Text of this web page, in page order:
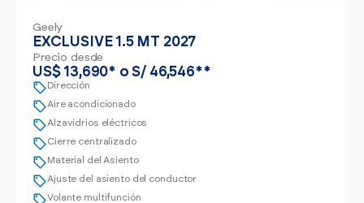
Geely
EXCLUSIVE 1.5 MT 2027
Precio desde
US$ 13,690* o S/ 46,546**
Dirección
Aire acondicionado
Alzavidrios eléctricos
Cierre centralizado
Material del Asiento
Ajuste del asiento del conductor
Volante multifunción